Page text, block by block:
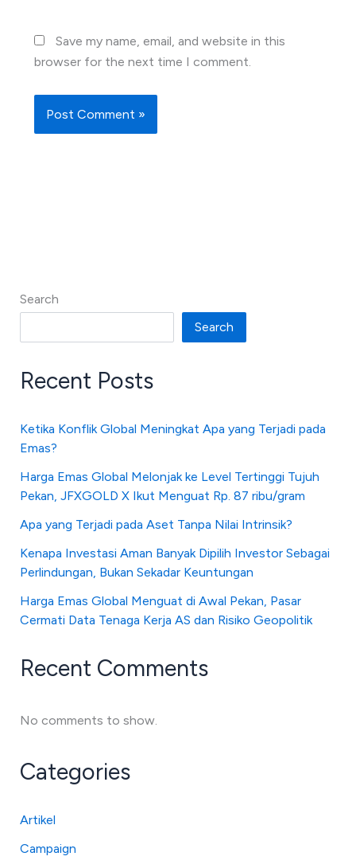
Save my name, email, and website in this
browser for the next time I comment.
Search
Search
Recent Posts
Ketika Konflik Global Meningkat Apa yang Terjadi pada
Emas?
Harga Emas Global Melonjak ke Level Tertinggi Tujuh
Pekan, JFXGOLD X Ikut Menguat Rp. 87 ribu/gram
Apa yang Terjadi pada Aset Tanpa Nilai Intrinsik?
Kenapa Investasi Aman Banyak Dipilih Investor Sebagai
Perlindungan, Bukan Sekadar Keuntungan
Harga Emas Global Menguat di Awal Pekan, Pasar
Cermati Data Tenaga Kerja AS dan Risiko Geopolitik
Recent Comments
No comments to show.
Categories
Artikel
Campaign